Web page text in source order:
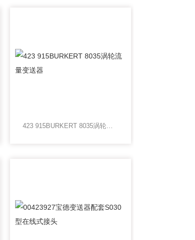
423 915BURKERT 8035涡轮流量变送器